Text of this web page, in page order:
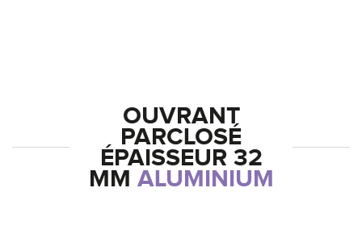
OUVRANT
PARCLOSÉ
ÉPAISSEUR 32
MM ALUMINIUM